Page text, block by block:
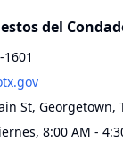
del
St, Georgetown,
8:00 AM -